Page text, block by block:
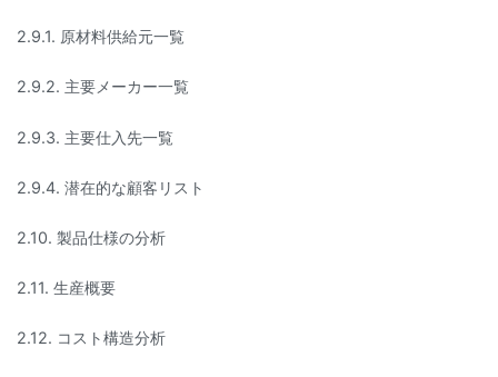
2.9.1. 原材料供給元一覧
2.9.2. 主要メーカー一覧
2.9.3. 主要仕入先一覧
2.9.4. 潜在的な顧客リスト
2.10. 製品仕様の分析
2.11. 生産概要
2.12. コスト構造分析